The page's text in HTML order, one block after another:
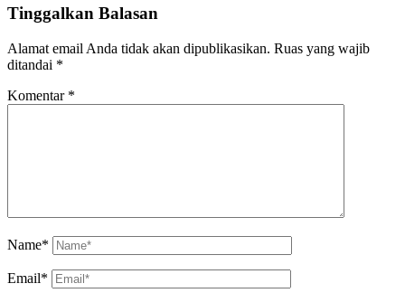
Tinggalkan Balasan
Alamat email Anda tidak akan dipublikasikan. Ruas yang wajib
ditandai *
Komentar *
Name*
Email*